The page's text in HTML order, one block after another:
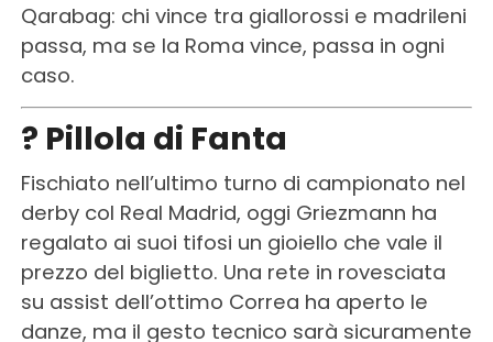
Qarabag: chi vince tra giallorossi e madrileni
passa, ma se la Roma vince, passa in ogni
caso.
? Pillola di Fanta
Fischiato nell’ultimo turno di campionato nel
derby col Real Madrid, oggi Griezmann ha
regalato ai suoi tifosi un gioiello che vale il
prezzo del biglietto. Una rete in rovesciata
su assist dell’ottimo Correa ha aperto le
danze, ma il gesto tecnico sarà sicuramente